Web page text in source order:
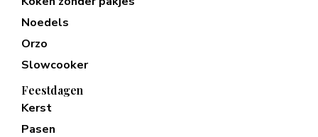
Noedels
Orzo
Slowcooker
Feestdagen
Kerst
Pasen